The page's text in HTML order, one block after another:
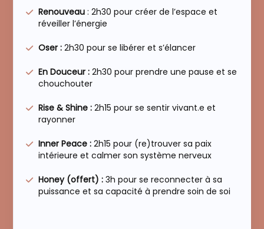
Renouveau : 2h30 pour créer de l’espace et
réveiller l’énergie
Oser :2h30 pour se libérer et s’élancer
En Douceur :2h30 pour prendre une pause et se
chouchouter
Rise & Shine : 2h15 pour se sentir vivant.e et
rayonner
Inner Peace : 2h15 pour (re)trouver sa paix
intérieure et calmer son système nerveux
Honey (offert) : 3h pour se reconnecter à sa
puissance et sa capacité à prendre soin de soi